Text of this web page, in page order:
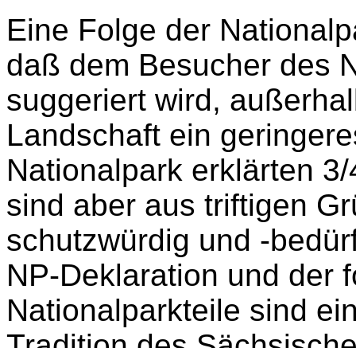
Eine Folge der
daß dem Besucher des
suggeriert wird,
Landschaft ein
Nationalpark erklärten
sind aber aus triftigen
schutzwürdig und -
NP-Deklaration und der
Nationalparkteile sind